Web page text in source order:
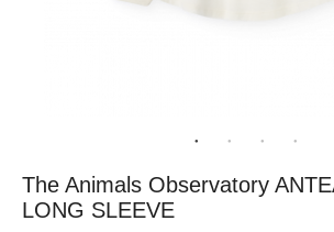
The Animals Observatory
LONG SLEEVE